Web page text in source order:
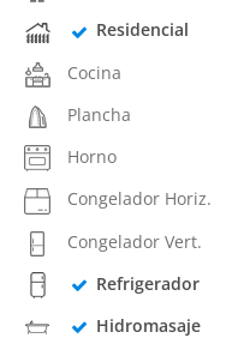
Residencial
Cocina
Plancha
Horno
Congelador Horiz.
Congelador Vert.
Refrigerador
Hidromasaje